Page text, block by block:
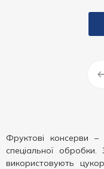
Фруктові консерви
спеціальної
використовують